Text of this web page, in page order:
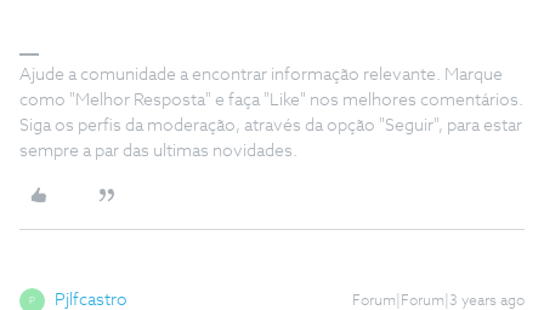
Ajude a comunidade a encontrar informação relevante. Marque
como "Melhor Resposta" e faça "Like" nos melhores comentários.
Siga os perfis da moderação, através da opção "Seguir", para estar
sempre a par das ultimas novidades.
P Pjlfcastro Forum|Forum|3 years ago